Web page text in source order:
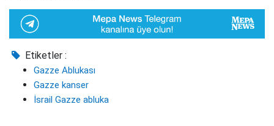
Etiketler :
Gazze Ablukası
Gazze kanser
İsrail Gazze abluka